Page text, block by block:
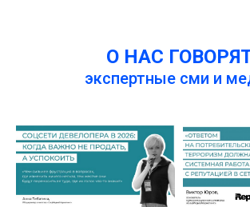
экспертные сми и
О НАС